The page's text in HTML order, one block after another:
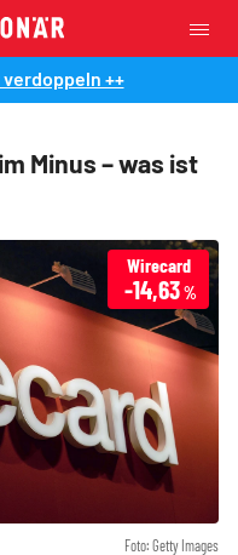
++
Minus – was ist
Foto: Getty Images
Wirecard
-14,63%